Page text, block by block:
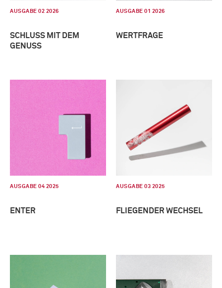
AUSGABE 02 2026
SCHLUSS MIT DEM
GENUSS
AUSGABE 01 2026
WERTFRAGE
AUSGABE 04 2025
ENTER
AUSGABE 03 2025
FLIEGENDER WECHSEL